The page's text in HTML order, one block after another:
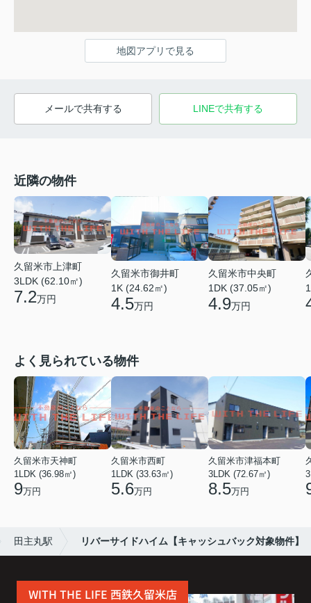
地図アプリで見る
メールで共有する LINEで共有する
近隣の物件
久留米市上津町
3LDK (62.10㎡)
7.2万円
久留米市御井町
1K (24.62㎡)
4.5万円
久留米市中央町
1DK (37.05㎡)
4.9万円
よく見られている物件
久留米市天神町
1LDK (36.98㎡)
9万円
久留米市西町
1LDK (33.63㎡)
5.6万円
久留米市津福本町
3LDK (72.67㎡)
8.5万円
田主丸駅 リバーサイドハイム【キャッシュバック対象物件】
WITH THE LIFE 西鉄久留米店